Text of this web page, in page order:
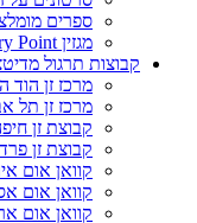
ספרים
מגזין Primary Point
קבוצות תרגול
מרכז זן הוד
מרכז זן תל
קבוצת זן
קבוצת זן
קוואן אום
קוואן אום
קוואן אום